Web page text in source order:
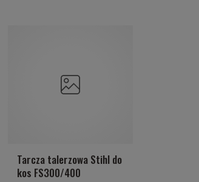
Tarcza talerzowa Stihl do
kos FS300/400